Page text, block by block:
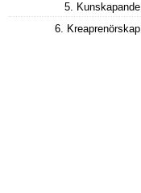
5. Kunskapande
6. Kreaprenörskap